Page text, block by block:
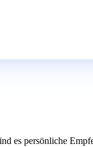
persönliche